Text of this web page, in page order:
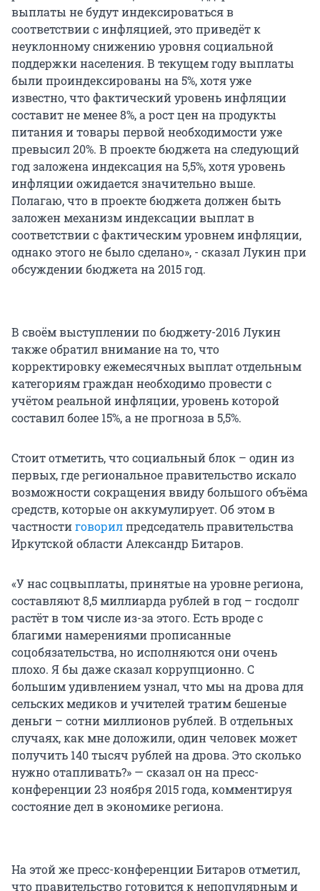
выплаты не будут индексироваться в
соответствии с инфляцией, это приведёт к
неуклонному снижению уровня социальной
поддержки населения. В текущем году выплаты
были проиндексированы на 5%, хотя уже
известно, что фактический уровень инфляции
составит не менее 8%, а рост цен на продукты
питания и товары первой необходимости уже
превысил 20%. В проекте бюджета на следующий
год заложена индексация на 5,5%, хотя уровень
инфляции ожидается значительно выше.
Полагаю, что в проекте бюджета должен быть
заложен механизм индексации выплат в
соответствии с фактическим уровнем инфляции,
однако этого не было сделано», - сказал Лукин при
обсуждении бюджета на 2015 год.
В своём выступлении по бюджету-2016 Лукин
также обратил внимание на то, что
корректировку ежемесячных выплат отдельным
категориям граждан необходимо провести с
учётом реальной инфляции, уровень которой
составил более 15%, а не прогноза в 5,5%.
Стоит отметить, что социальный блок – один из
первых, где региональное правительство искало
возможности сокращения ввиду большого объёма
средств, которые он аккумулирует. Об этом в
частностиговорилпредседатель правительства
Иркутской области Александр Битаров.
«У нас соцвыплаты, принятые на уровне региона,
составляют 8,5 миллиарда рублей в год – госдолг
растёт в том числе из-за этого. Есть вроде с
благими намерениями прописанные
соцобязательства, но исполняются они очень
плохо. Я бы даже сказал коррупционно. С
большим удивлением узнал, что мы на дрова для
сельских медиков и учителей тратим бешеные
деньги – сотни миллионов рублей. В отдельных
случаях, как мне доложили, один человек может
получить 140 тысяч рублей на дрова. Это сколько
нужно отапливать?» — сказал он на пресс-
конференции 23 ноября 2015 года, комментируя
состояние дел в экономике региона.
На этой же пресс-конференции Битаров отметил,
что правительство готовится к непопулярным и